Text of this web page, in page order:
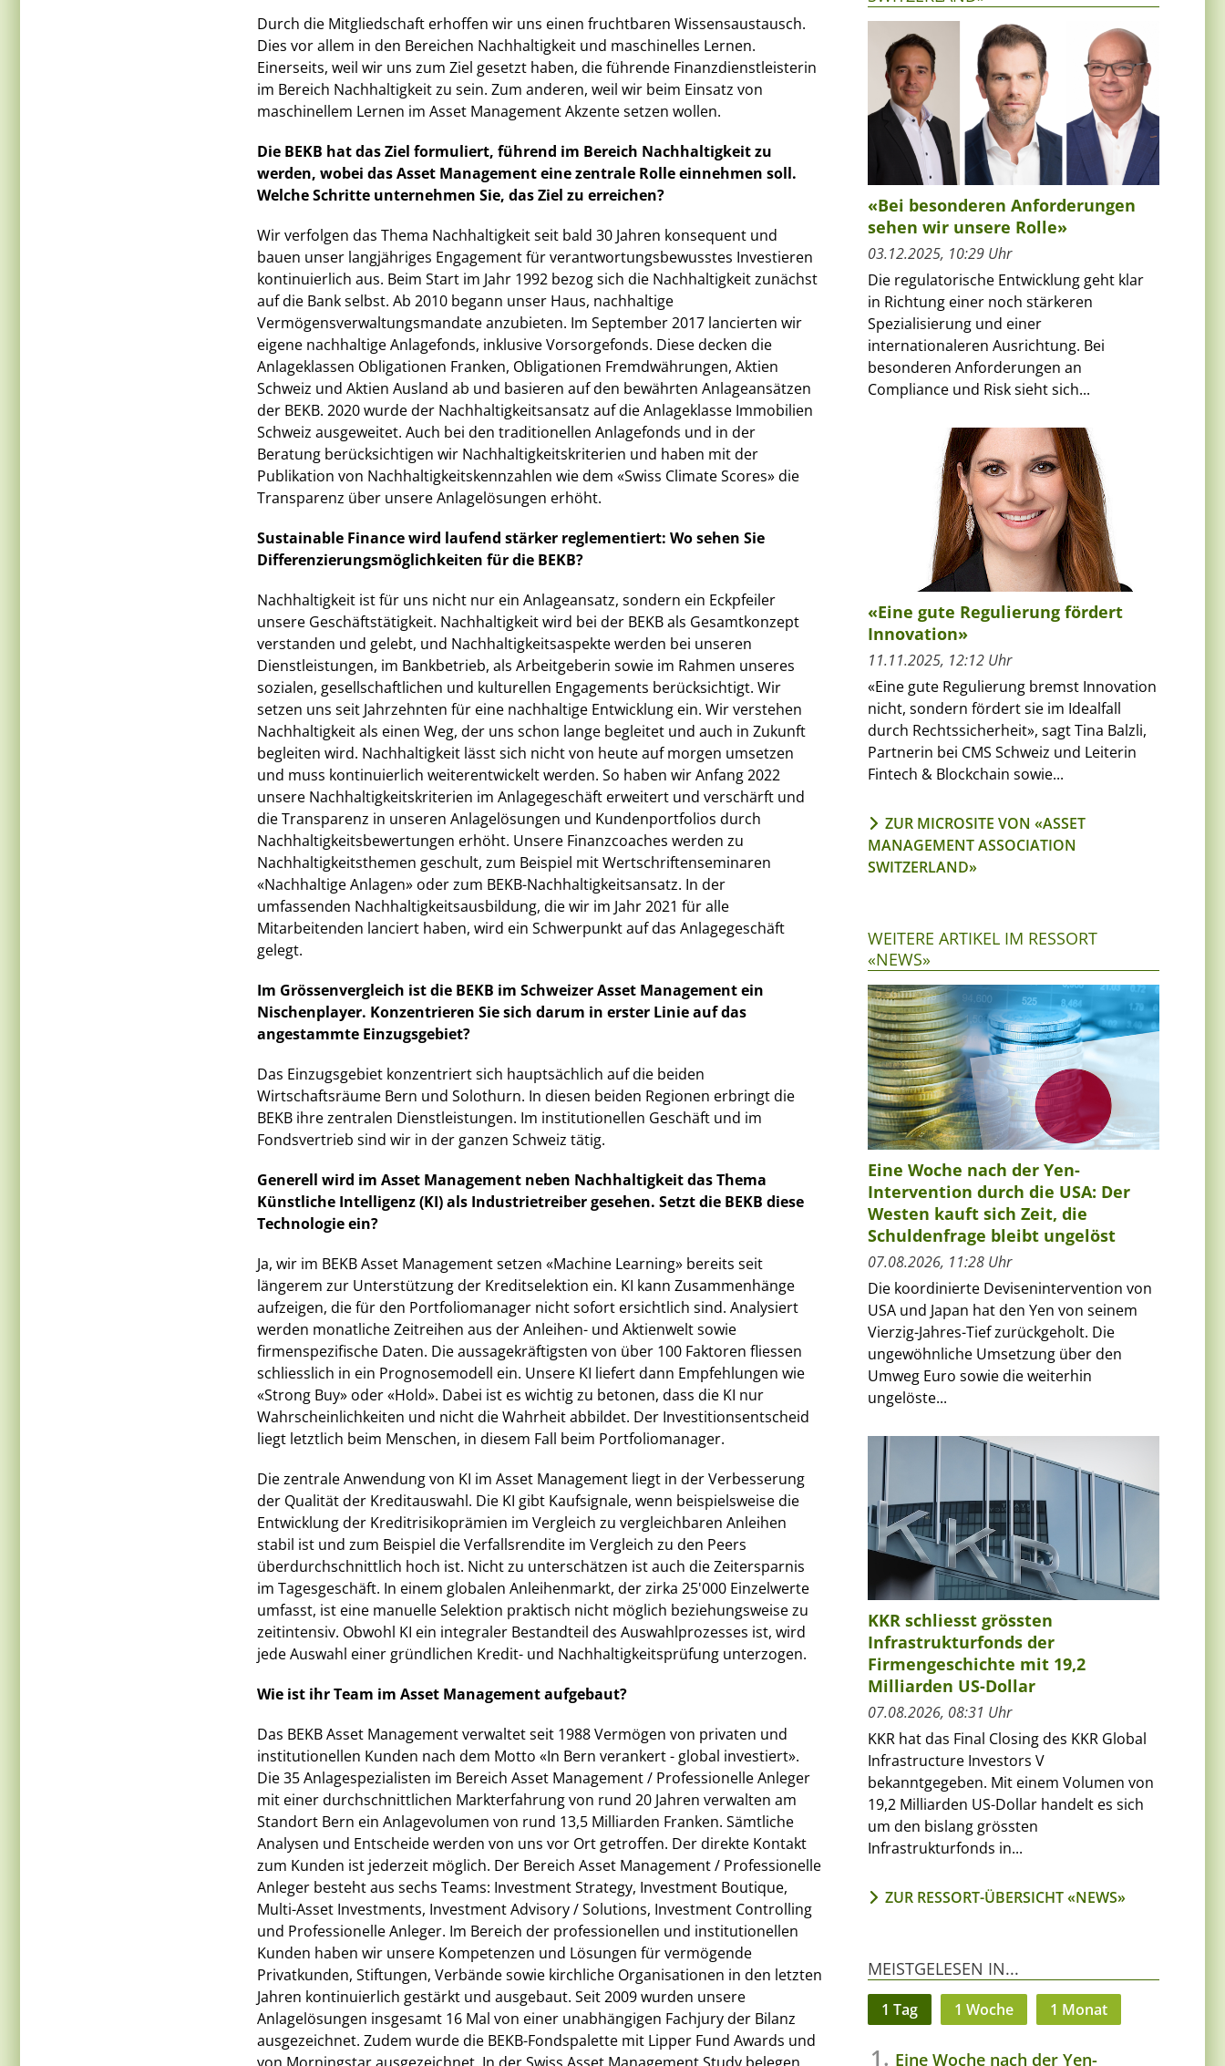
Durch die Mitgliedschaft erhoffen wir uns einen fruchtbaren Wissensaustausch.
Dies vor allem in den Bereichen Nachhaltigkeit und maschinelles Lernen.
Einerseits, weil wir uns zum Ziel gesetzt haben, die führende Finanzdienstleisterin
im Bereich Nachhaltigkeit zu sein. Zum anderen, weil wir beim Einsatz von
maschinellem Lernen im Asset Management Akzente setzen wollen.
Die BEKB hat das Ziel formuliert, führend im Bereich Nachhaltigkeit zu
werden, wobei das Asset Management eine zentrale Rolle einnehmen soll.
Welche Schritte unternehmen Sie, das Ziel zu erreichen?
Wir verfolgen das Thema Nachhaltigkeit seit bald 30 Jahren konsequent und
bauen unser langjähriges Engagement für verantwortungsbewusstes Investieren
kontinuierlich aus. Beim Start im Jahr 1992 bezog sich die Nachhaltigkeit zunächst
auf die Bank selbst. Ab 2010 begann unser Haus, nachhaltige
Vermögensverwaltungsmandate anzubieten. Im September 2017 lancierten wir
eigene nachhaltige Anlagefonds, inklusive Vorsorgefonds. Diese decken die
Anlageklassen Obligationen Franken, Obligationen Fremdwährungen, Aktien
Schweiz und Aktien Ausland ab und basieren auf den bewährten Anlageansätzen
der BEKB. 2020 wurde der Nachhaltigkeitsansatz auf die Anlageklasse Immobilien
Schweiz ausgeweitet. Auch bei den traditionellen Anlagefonds und in der
Beratung berücksichtigen wir Nachhaltigkeitskriterien und haben mit der
Publikation von Nachhaltigkeitskennzahlen wie dem «Swiss Climate Scores» die
Transparenz über unsere Anlagelösungen erhöht.
Sustainable Finance wird laufend stärker reglementiert: Wo sehen Sie
Differenzierungsmöglichkeiten für die BEKB?
Nachhaltigkeit ist für uns nicht nur ein Anlageansatz, sondern ein Eckpfeiler
unsere Geschäftstätigkeit. Nachhaltigkeit wird bei der BEKB als Gesamtkonzept
verstanden und gelebt, und Nachhaltigkeitsaspekte werden bei unseren
Dienstleistungen, im Bankbetrieb, als Arbeitgeberin sowie im Rahmen unseres
sozialen, gesellschaftlichen und kulturellen Engagements berücksichtigt. Wir
setzen uns seit Jahrzehnten für eine nachhaltige Entwicklung ein. Wir verstehen
Nachhaltigkeit als einen Weg, der uns schon lange begleitet und auch in Zukunft
begleiten wird. Nachhaltigkeit lässt sich nicht von heute auf morgen umsetzen
und muss kontinuierlich weiterentwickelt werden. So haben wir Anfang 2022
unsere Nachhaltigkeitskriterien im Anlagegeschäft erweitert und verschärft und
die Transparenz in unseren Anlagelösungen und Kundenportfolios durch
Nachhaltigkeitsbewertungen erhöht. Unsere Finanzcoaches werden zu
Nachhaltigkeitsthemen geschult, zum Beispiel mit Wertschriftenseminaren
«Nachhaltige Anlagen» oder zum BEKB-Nachhaltigkeitsansatz. In der
umfassenden Nachhaltigkeitsausbildung, die wir im Jahr 2021 für alle
Mitarbeitenden lanciert haben, wird ein Schwerpunkt auf das Anlagegeschäft
gelegt.
Im Grössenvergleich ist die BEKB im Schweizer Asset Management ein
Nischenplayer. Konzentrieren Sie sich darum in erster Linie auf das
angestammte Einzugsgebiet?
Das Einzugsgebiet konzentriert sich hauptsächlich auf die beiden
Wirtschaftsräume Bern und Solothurn. In diesen beiden Regionen erbringt die
BEKB ihre zentralen Dienstleistungen. Im institutionellen Geschäft und im
Fondsvertrieb sind wir in der ganzen Schweiz tätig.
Generell wird im Asset Management neben Nachhaltigkeit das Thema
Künstliche Intelligenz (KI) als Industrietreiber gesehen. Setzt die BEKB diese
Technologie ein?
Ja, wir im BEKB Asset Management setzen «Machine Learning» bereits seit
längerem zur Unterstützung der Kreditselektion ein. KI kann Zusammenhänge
aufzeigen, die für den Portfoliomanager nicht sofort ersichtlich sind. Analysiert
werden monatliche Zeitreihen aus der Anleihen- und Aktienwelt sowie
firmenspezifische Daten. Die aussagekräftigsten von über 100 Faktoren fliessen
schliesslich in ein Prognosemodell ein. Unsere KI liefert dann Empfehlungen wie
«Strong Buy» oder «Hold». Dabei ist es wichtig zu betonen, dass die KI nur
Wahrscheinlichkeiten und nicht die Wahrheit abbildet. Der Investitionsentscheid
liegt letztlich beim Menschen, in diesem Fall beim Portfoliomanager.
Die zentrale Anwendung von KI im Asset Management liegt in der Verbesserung
der Qualität der Kreditauswahl. Die KI gibt Kaufsignale, wenn beispielsweise die
Entwicklung der Kreditrisikoprämien im Vergleich zu vergleichbaren Anleihen
stabil ist und zum Beispiel die Verfallsrendite im Vergleich zu den Peers
überdurchschnittlich hoch ist. Nicht zu unterschätzen ist auch die Zeitersparnis
im Tagesgeschäft. In einem globalen Anleihenmarkt, der zirka 25'000 Einzelwerte
umfasst, ist eine manuelle Selektion praktisch nicht möglich beziehungsweise zu
zeitintensiv. Obwohl KI ein integraler Bestandteil des Auswahlprozesses ist, wird
jede Auswahl einer gründlichen Kredit- und Nachhaltigkeitsprüfung unterzogen.
Wie ist ihr Team im Asset Management aufgebaut?
Das BEKB Asset Management verwaltet seit 1988 Vermögen von privaten und
institutionellen Kunden nach dem Motto «In Bern verankert - global investiert».
Die 35 Anlagespezialisten im Bereich Asset Management / Professionelle Anleger
mit einer durchschnittlichen Markterfahrung von rund 20 Jahren verwalten am
Standort Bern ein Anlagevolumen von rund 13,5 Milliarden Franken. Sämtliche
Analysen und Entscheide werden von uns vor Ort getroffen. Der direkte Kontakt
zum Kunden ist jederzeit möglich. Der Bereich Asset Management / Professionelle
Anleger besteht aus sechs Teams: Investment Strategy, Investment Boutique,
Multi-Asset Investments, Investment Advisory / Solutions, Investment Controlling
und Professionelle Anleger. Im Bereich der professionellen und institutionellen
Kunden haben wir unsere Kompetenzen und Lösungen für vermögende
Privatkunden, Stiftungen, Verbände sowie kirchliche Organisationen in den letzten
Jahren kontinuierlich gestärkt und ausgebaut. Seit 2009 wurden unsere
Anlagelösungen insgesamt 16 Mal von einer unabhängigen Fachjury der Bilanz
ausgezeichnet. Zudem wurde die BEKB-Fondspalette mit Lipper Fund Awards und
«Bei besonderen Anforderungen
sehen wir unsere Rolle»
03.12.2025, 10:29 Uhr
Die regulatorische Entwicklung geht klar
in Richtung einer noch stärkeren
Spezialisierung und einer
internationaleren Ausrichtung. Bei
besonderen Anforderungen an
Compliance und Risk sieht sich...
«Eine gute Regulierung fördert
Innovation»
11.11.2025, 12:12 Uhr
«Eine gute Regulierung bremst Innovation
nicht, sondern fördert sie im Idealfall
durch Rechtssicherheit», sagt Tina Balzli,
Partnerin bei CMS Schweiz und Leiterin
Fintech & Blockchain sowie...
ZUR MICROSITE VON «ASSET
MANAGEMENT ASSOCIATION
SWITZERLAND»
WEITERE ARTIKEL IM RESSORT
«NEWS»
Eine Woche nach der Yen-
Intervention durch die USA: Der
Westen kauft sich Zeit, die
Schuldenfrage bleibt ungelöst
07.08.2026, 11:28 Uhr
Die koordinierte Devisenintervention von
USA und Japan hat den Yen von seinem
Vierzig-Jahres-Tief zurückgeholt. Die
ungewöhnliche Umsetzung über den
Umweg Euro sowie die weiterhin
ungelöste...
KKR schliesst grössten
Infrastrukturfonds der
Firmengeschichte mit 19,2
Milliarden US-Dollar
07.08.2026, 08:31 Uhr
KKR hat das Final Closing des KKR Global
Infrastructure Investors V
bekanntgegeben. Mit einem Volumen von
19,2 Milliarden US-Dollar handelt es sich
um den bislang grössten
Infrastrukturfonds in...
ZUR RESSORT-ÜBERSICHT «NEWS»
MEISTGELESEN IN...
1 Tag 1 Woche 1 Monat
Eine Woche nach der Yen-